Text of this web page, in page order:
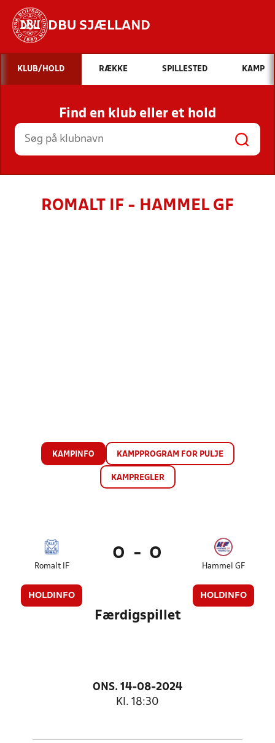
DBU SJÆLLAND
Hvad vil du søge efter?
INDHOLD OG NYHEDER
STILLINGER, RESULTATER, KLUBBER OG
HOLD
KLUB/HOLD RÆKKE SPILLESTED KAMP
Find en klub eller et hold
ROMALT IF - HAMMEL GF
KAMPINFO KAMPPROGRAM FOR PULJE
KAMPREGLER
Romalt IF
HOLDINFO
0 - 0
Hammel GF
HOLDINFO
Færdigspillet
ONS. 14-08-2024
Kl. 18:30